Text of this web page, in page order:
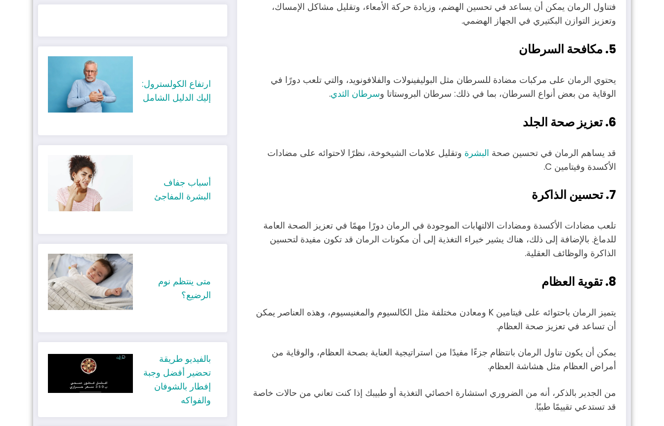
فتناول الرمان يمكن أن يساعد في تحسين الهضم، وزيادة حركة الأمعاء، وتقليل مشاكل الإمساك،
وتعزيز التوازن البكتيري في الجهاز الهضمي.
5. مكافحة السرطان
يحتوي الرمان على مركبات مضادة للسرطان مثل البوليفينولات والفلافونويد، والتي تلعب دورًا في
الوقاية من بعض أنواع السرطان، بما في ذلك: سرطان البروستاتا وسرطان الثدي.
6. تعزيز صحة الجلد
قد يساهم الرمان في تحسين صحة البشرة وتقليل علامات الشيخوخة، نظرًا لاحتوائه على مضادات
الأكسدة وفيتامين C.
7. تحسين الذاكرة
تلعب مضادات الأكسدة ومضادات الالتهابات الموجودة في الرمان دورًا مهمًا في تعزيز الصحة العامة
للدماغ. بالإضافة إلى ذلك، هناك يشير خبراء التغذية إلى أن مكونات الرمان قد تكون مفيدة لتحسين
الذاكرة والوظائف العقلية.
8. تقوية العظام
يتميز الرمان باحتوائه على فيتامين K ومعادن مختلفة مثل الكالسيوم والمغنيسيوم، وهذه العناصر يمكن
أن تساعد في تعزيز صحة العظام.
يمكن أن يكون تناول الرمان بانتظام جزءًا مفيدًا من استراتيجية العناية بصحة العظام، والوقاية من
أمراض العظام مثل هشاشة العظام.
من الجدير بالذكر، أنه من الضروري استشارة اخصائي التغذية أو طبيبك إذا كنت تعاني من حالات خاصة
قد تستدعي تقييمًا طبيًا.
ارتفاع الكولسترول:
إليك الدليل الشامل
أسباب جفاف
البشرة المفاجئ
متى ينتظم نوم
الرضيع؟
بالفيديو طريقة
تحضير أفضل وجبة
إفطار بالشوفان
والفواكه